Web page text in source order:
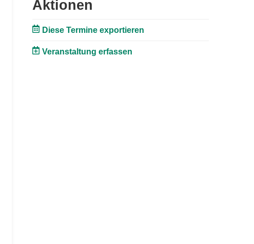
Aktionen
Diese Termine exportieren
Veranstaltung erfassen